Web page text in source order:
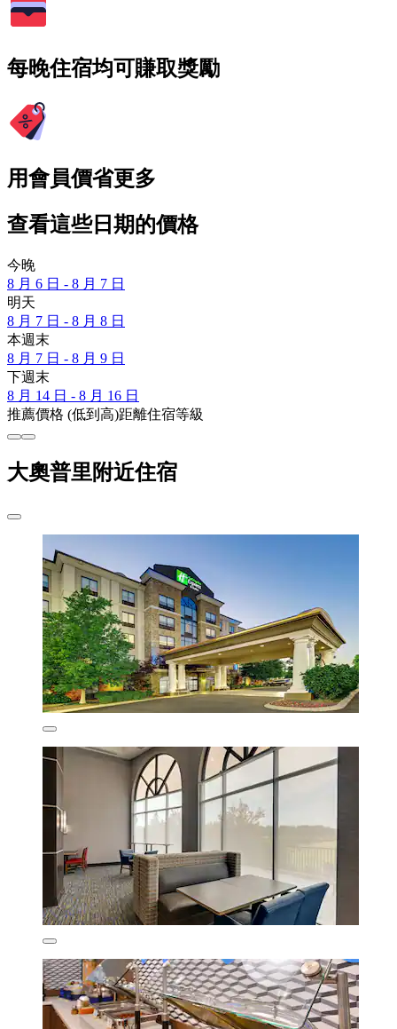
每晚住宿均可賺取獎勵
用會員價省更多
查看這些日期的價格
今晚
8 月 6 日 - 8 月 7 日
明天
8 月 7 日 - 8 月 8 日
本週末
8 月 7 日 - 8 月 9 日
下週末
8 月 14 日 - 8 月 16 日
推薦價格 (低到高)距離住宿等級
大奧普里附近住宿